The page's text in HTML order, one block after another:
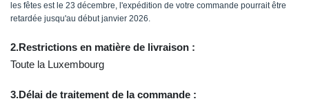
les fêtes est le 23 décembre, l'expédition de votre commande pourrait être
retardée jusqu'au début janvier 2026.
2.Restrictions en matière de livraison :
Toute la Luxembourg
3.Délai de traitement de la commande :